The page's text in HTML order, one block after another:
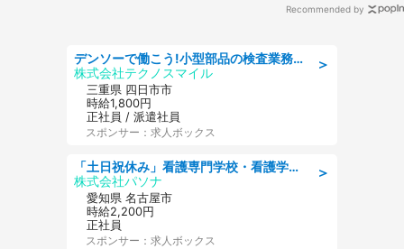
Recommended by
＞
デンソーで働こう!小型部品の検査業務 denso aichi
株式会社テクノスマイル
三重県 四日市市
時給1,800円
正社員 / 派遣社員
スポンサー：求人ボックス
＞
「土日祝休み」看護専門学校・看護学部での教員業務/高時給/要資格:保健師、正看護師
株式会社パソナ
愛知県 名古屋市
時給2,200円
正社員
スポンサー：求人ボックス